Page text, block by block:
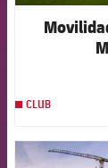
CLUB